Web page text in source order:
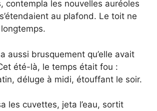
contempla les nouvelles auréoles
au plafond. Le toit ne
aussi brusquement qu’elle avait
été-là, le temps était fou :
déluge à midi, étouffant le soir.
les cuvettes, jeta l’eau, sortit